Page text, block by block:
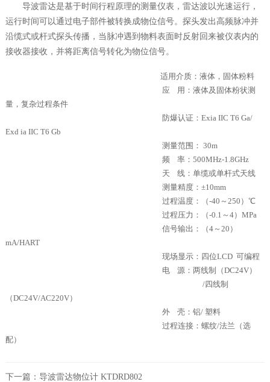
导波雷达是基于时间行程原理的测量仪表，雷达波以光速运行，
运行时间可以通过电子部件被转换成物位信号。探头发出高频脉冲并
沿缆式或杆式探头传播，当脉冲遇到物料表面时反射回来被仪表内的
接收器接收，并将距离信号转化为物位信号。
适用介质：液体，固体粉料
应
用：液体及固体粉状测
量，复杂过程条件
防爆认证： Exia IIC T6 Ga/
Exd ia IIC T6 Gb
测量范围： 30m
频
率： 500MHz-1.8GHz
天
线：单缆或单杆式天线
测量精度： ±10mm
过程温度：（-40 ～ 250 ） ℃
过程压力：（-0.1 ～ 4） MPa
信号输出：（4～ 20 ）
mA/HART
现场显示：四位LCD 可编程
电
源：两线制（DC24V）
/四线制
（DC24V/AC220V）
外
壳：铝/ 塑料
过程连接：螺纹/法兰（选
配）
下一篇： 导波雷达物位计 KTDRD802